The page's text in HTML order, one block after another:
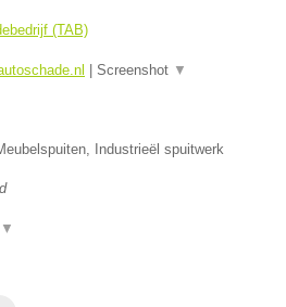
(TAB)
Screenshot ▼
Industrieël spuitwerk
▼